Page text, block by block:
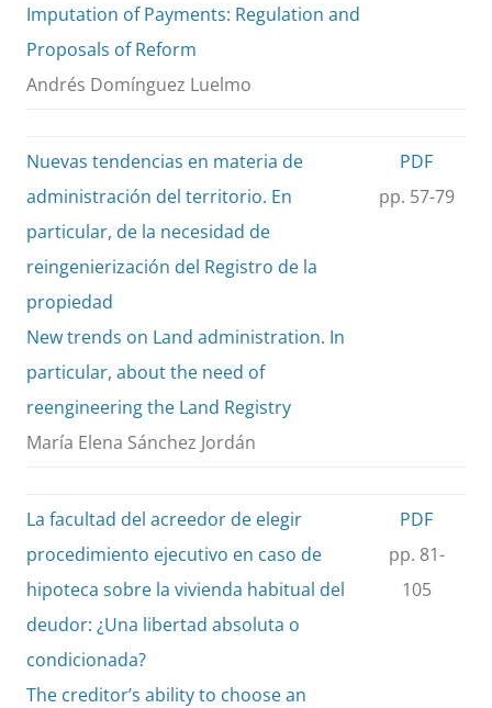
Imputation of Payments: Regulation and
Proposals of Reform
Andrés Domínguez Luelmo
Nuevas tendencias en materia de
administración del territorio. En
particular, de la necesidad de
reingenierización del Registro de la
propiedad
New trends on Land administration. In
particular, about the need of
reengineering the Land Registry
María Elena Sánchez Jordán
PDF
pp. 57-79
La facultad del acreedor de elegir
procedimiento ejecutivo en caso de
hipoteca sobre la vivienda habitual del
deudor: ¿Una libertad absoluta o
condicionada?
The creditor’s ability to choose an
PDF
pp. 81-
105